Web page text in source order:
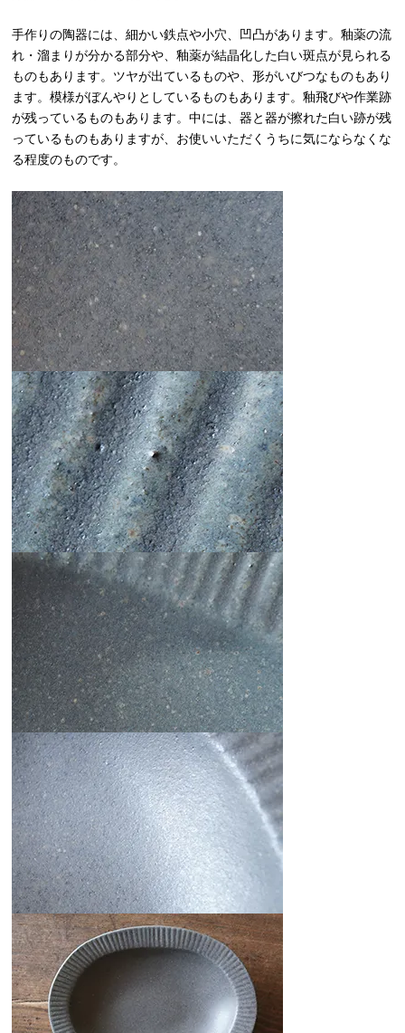
手作りの陶器には、細かい鉄点や小穴、凹凸があります。釉薬の流
れ・溜まりが分かる部分や、釉薬が結晶化した白い斑点が見られる
ものもあります。ツヤが出ているものや、形がいびつなものもあり
ます。模様がぼんやりとしているものもあります。釉飛びや作業跡
が残っているものもあります。中には、器と器が擦れた白い跡が残
っているものもありますが、お使いいただくうちに気にならなくな
る程度のものです。